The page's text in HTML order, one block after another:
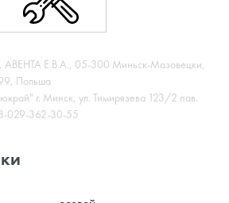
, АВЕНТА Е.В.А., 05-300 Миньск-Мазовецки,
Польша
г. Минск, ул. Тимирязева 123/2 пав.
029-362-30-55